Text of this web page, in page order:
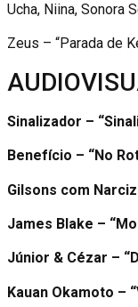
Ucha, Niina, Sonora
Zeus – “Parada de
Sinalizador –
Benefício – “No
Gilsons com
James Blake –
Júnior & Cézar –
Kauan Okamoto –